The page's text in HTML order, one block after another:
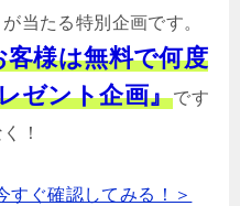
当たる特別企画です。
様は無料で何度
ゼント企画』です
！
すぐ確認してみる！＞